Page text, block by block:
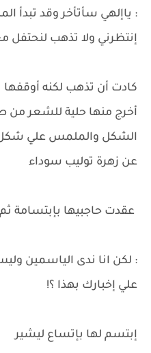
: ياإلهي سأتأخر وقد تبدأ
إنتظرني ولا تذهب لنحتفل
كادت أن تذهب لكنه
أخرج منها حلية للشعر
الشكل والملمس علي شكل
عن زهرة توليب سوداء
عقدت حاجبيها بإبتسامة
: لكن انا ندى الياسمين
علي إخبارك بهذا ؟!
إبتسم لها بإتساع ليشير